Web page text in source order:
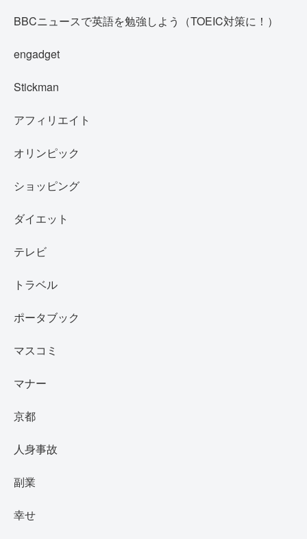
BBCニュースで英語を勉強しよう（TOEIC対策に！）
engadget
Stickman
アフィリエイト
オリンピック
ショッピング
ダイエット
テレビ
トラベル
ポータブック
マスコミ
マナー
京都
人身事故
副業
幸せ